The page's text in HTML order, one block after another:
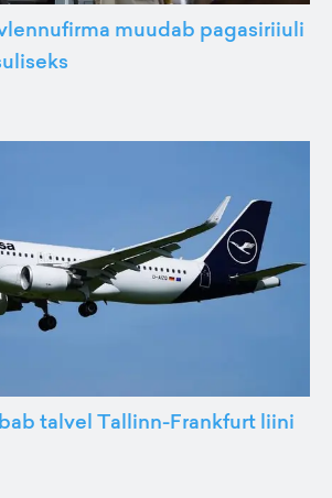
muudab pagasiriiuli
talvel Tallinn-Frankfurt liini